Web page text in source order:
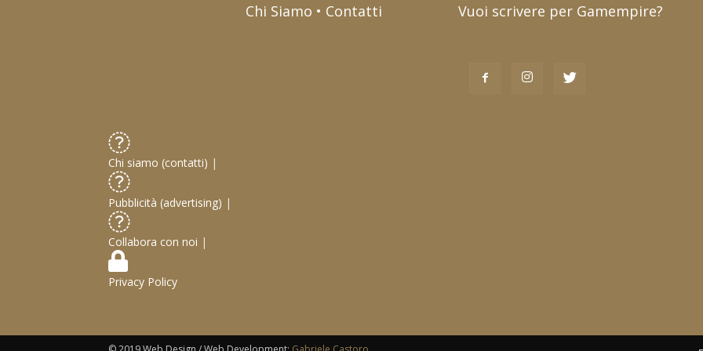
Chi Siamo • Contatti Vuoi scrivere per Gamempire?
Chi siamo (contatti) |
Pubblicità (advertising) |
Collabora con noi |
Privacy Policy